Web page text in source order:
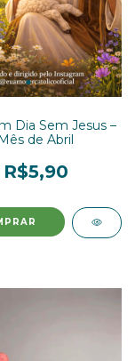
Dia Sem Jesus –
de Abril
R$5,90